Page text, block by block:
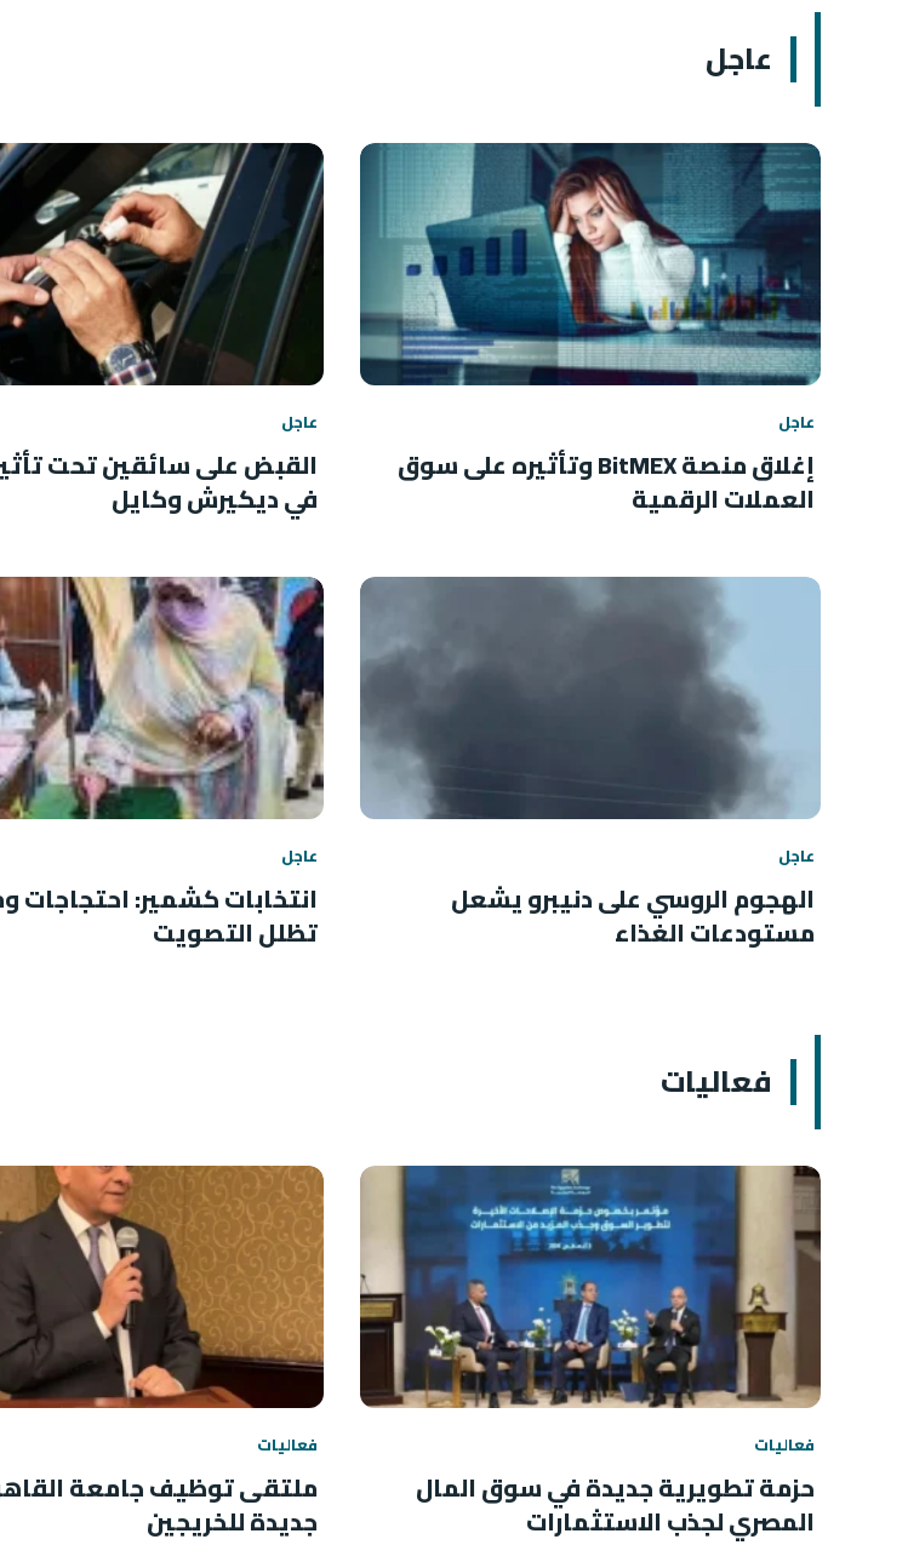
عاجل
عاجل
إغلاق منصة BitMEX وتأثيره على سوق
العملات الرقمية
عاجل
القبض على سائقين تحت
في ديكيرش وكايل
عاجل
الهجوم الروسي على دنيبرو يشعل
مستودعات الغذاء
عاجل
انتخابات كشمير: احتجاجات
تظلل التصويت
فعاليات
فعاليات
حزمة تطويرية جديدة في سوق المال
المصري لجذب الاستثمارات
فعاليات
ملتقى توظيف جامعة
جديدة للخريجين